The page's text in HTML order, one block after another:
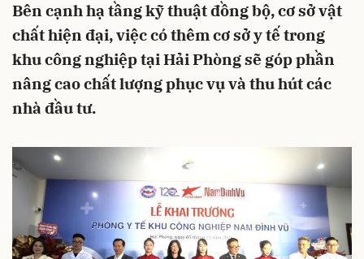
Bên cạnh hạ tầng kỹ thuật đồng bộ, cơ sở vật
chất hiện đại, việc có thêm cơ sở y tế trong
khu công nghiệp tại Hải Phòng sẽ góp phần
nâng cao chất lượng phục vụ và thu hút các
nhà đầu tư.